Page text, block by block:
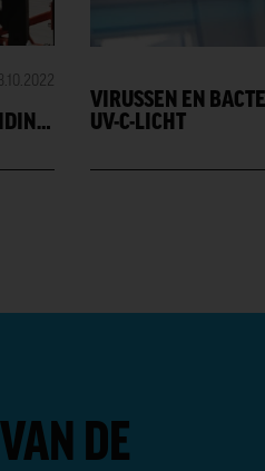
VIRUSSEN EN
UV-C-LICHT
DE